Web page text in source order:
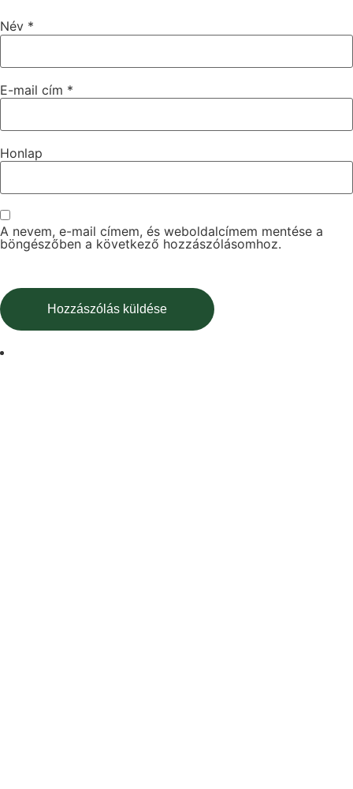
Név *
E-mail cím *
Honlap
A nevem, e-mail címem, és weboldalcímem mentése a
böngészőben a következő hozzászólásomhoz.